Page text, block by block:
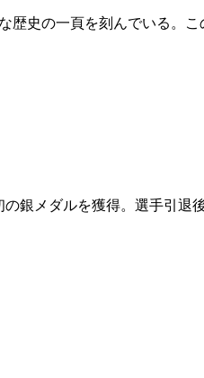
歴史の一頁を刻んでいる。こ
銀メダルを獲得。選手引退